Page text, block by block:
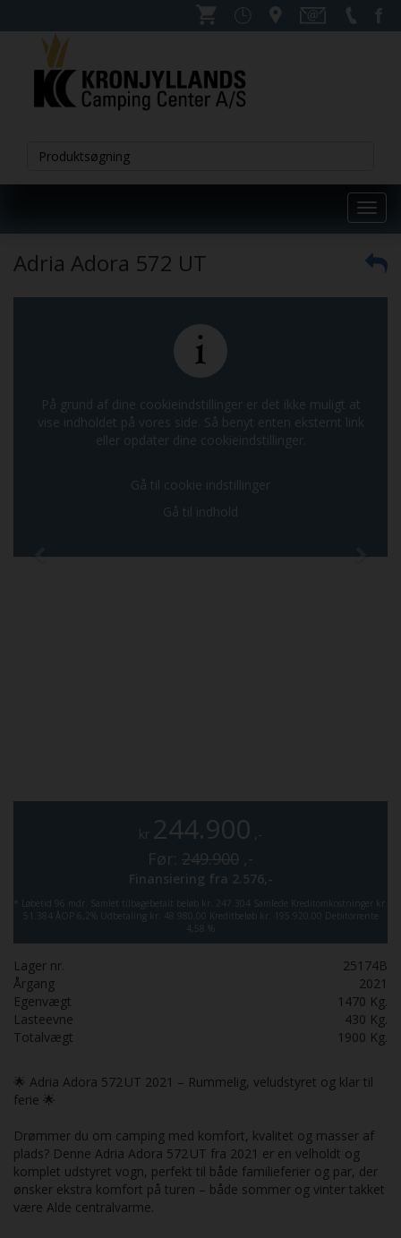
Adria Adora 572 UT
På grund af dine cookieindstillinger er det ikke muligt at
vise indholdet på vores side. Så benyt enten eksternt link
eller opdater dine cookieindstillinger.
Gå til cookie indstillinger
Gå til indhold
kr 244.900 ,-
Før: 249.900 ,-
Finansiering fra 2.576,-
* Løbetid 96 mdr. Samlet tilbagebetalt beløb kr. 247.304 Samlede Kreditomkostninger kr.
51.384 ÅOP 6,2% Udbetaling kr. 48.980,00 Kreditbeløb kr. 195.920,00
Debitorrente
4,58 %
Lager nr.
25174B
Årgang
2021
Egenvægt
1470 Kg.
Lasteevne
430 Kg.
Totalvægt
1900 Kg.
🌟 Adria Adora 572 UT 2021 – Rummelig, veludstyret og klar til
ferie 🌟
Drømmer du om camping med komfort, kvalitet og masser af
plads? Denne Adria Adora 572 UT fra 2021 er en velholdt og
komplet udstyret vogn, perfekt til både familieferier og par, der
ønsker ekstra komfort på turen – både sommer og vinter takket
være Alde centralvarme.